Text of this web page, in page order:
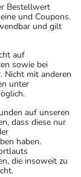
Bestellwert
und Coupons.
und gilt
auf
sowie bei
Nicht mit anderen
unter
auf unseren
dass diese nur
haben.
die insoweit zu